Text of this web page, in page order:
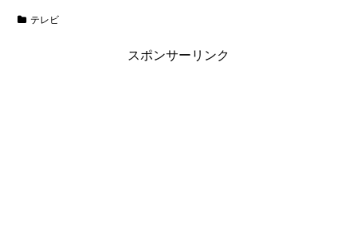
テレビ
スポンサーリンク